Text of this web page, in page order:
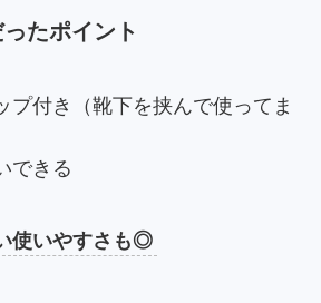
たポイント
プ付き（靴下を挟んで使ってま
できる
使いやすさも◎